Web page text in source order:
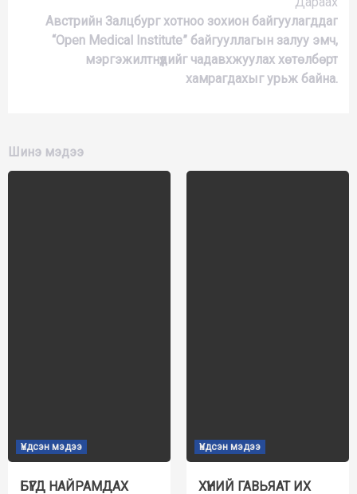
Австрийн Залцбург хотноо зохион байгуулагддаг
“Open Medical Institute” байгууллагын залуу эмч,
мэргэжилтнүүдийг чадавхжуулах хөтөлбөрт
хамрагдахыг урьж байна.
Шинэ мэдээ
Үндсэн мэдээ
БҮГД НАЙРАМДАХ
Үндсэн мэдээ
ХҮНИЙ ГАВЬЯАТ ИХ